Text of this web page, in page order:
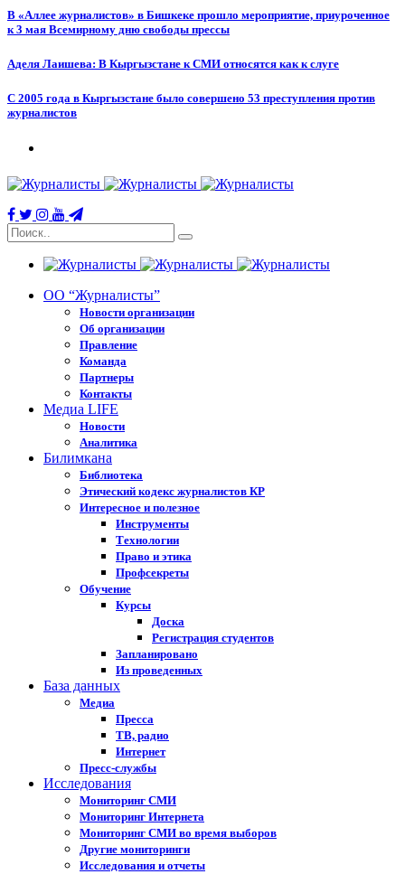
В «Аллее журналистов» в Бишкеке прошло мероприятие, приуроченное
к 3 мая Всемирному дню свободы прессы
Аделя Лаишева: В Кыргызстане к СМИ относятся как к слуге
С 2005 года в Кыргызстане было совершено 53 преступления против
журналистов
ОО “Журналисты”
Новости организации
Об организации
Правление
Команда
Партнеры
Контакты
Медиа LIFE
Новости
Аналитика
Билимкана
Библиотека
Этический кодекс журналистов КР
Интересное и полезное
Инструменты
Технологии
Право и этика
Профсекреты
Обучение
Курсы
Доска
Регистрация студентов
Запланировано
Из проведенных
База данных
Медиа
Пресса
ТВ, радио
Интернет
Пресс-службы
Исследования
Мониторинг СМИ
Мониторинг Интернета
Мониторинг СМИ во время выборов
Другие мониторинги
Исследования и отчеты